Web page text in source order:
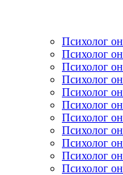
Психолог
Психолог
Психолог
Психолог
Психолог
Психолог
Психолог
Психолог
Психолог
Психолог
Психолог